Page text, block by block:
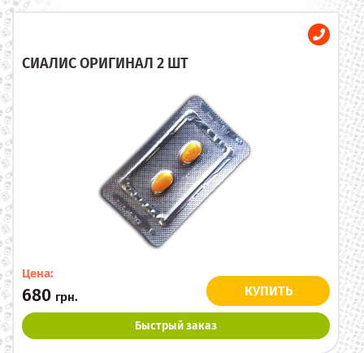
СИАЛИС ОРИГИНАЛ 2 ШТ
Цена:
680 грн. КУПИТЬ
Быстрый заказ